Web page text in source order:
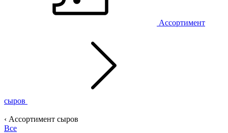
Ассортимент
сыров
‹ Ассортимент сыров
Все